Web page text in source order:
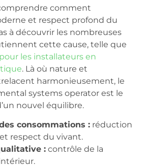
comment
et respect profond du
à découvrir les nombreuses
cette cause, telle que
les installateurs en
. Là où nature et
harmonieusement, le
systems operator est le
nouvel équilibre.
consommations : réduction
respect du vivant.
: contrôle de la